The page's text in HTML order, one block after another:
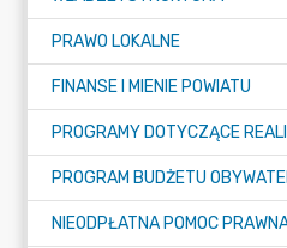
PRAWO LOKALNE
FINANSE I MIENIE POWIATU
NIEODPŁATNA POMOC